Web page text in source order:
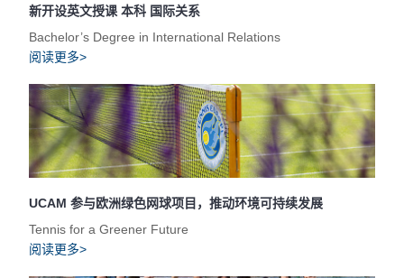
新开设英文授课 本科 国际关系
Bachelor’s Degree in International Relations
阅读更多>
UCAM 参与欧洲绿色网球项目，推动环境可持续发展
Tennis for a Greener Future
阅读更多>